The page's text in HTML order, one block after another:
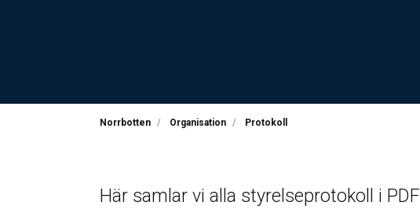
Norrbotten Organisation Protokoll
Här samlar vi alla styrelseprotokoll i